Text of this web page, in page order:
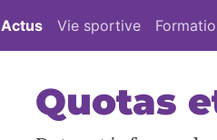
Actus Vie sportive
Quotas